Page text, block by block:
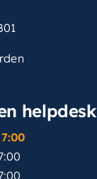
helpdesk